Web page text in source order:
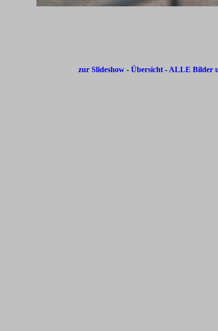
zur Slideshow -Übersicht- ALLE Bilder